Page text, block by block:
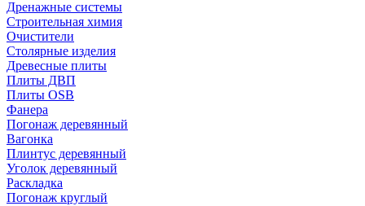
Дренажные системы
Строительная химия
Очистители
Столярные изделия
Древесные плиты
Плиты ДВП
Плиты OSB
Фанера
Погонаж деревянный
Вагонка
Плинтус деревянный
Уголок деревянный
Раскладка
Погонаж круглый